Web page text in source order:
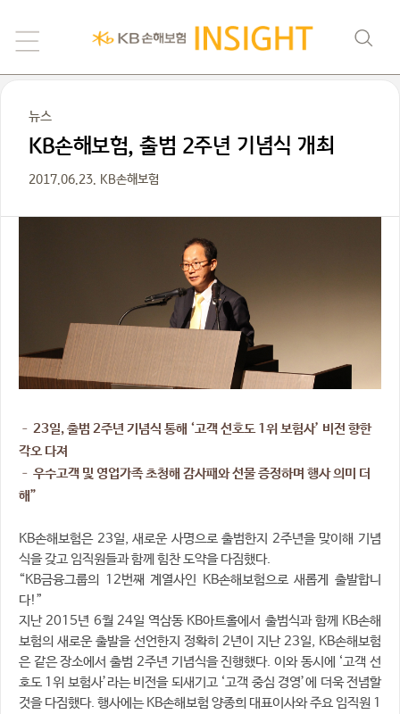
뉴스
KB손해보험, 출범 2주년 기념식 개최
2017.06.23. KB손해보험
– 23일, 출범 2주년 기념식 통해 ‘고객 선호도 1위 보험사’ 비전 향한
각오 다져
– 우수고객 및 영업가족 초청해 감사패와 선물 증정하며 행사 의미 더
해”
KB손해보험은 23일, 새로운 사명으로 출범한지 2주년을 맞이해 기념
식을 갖고 임직원들과 함께 힘찬 도약을 다짐했다.
“KB금융그룹의 12번째 계열사인 KB손해보험으로 새롭게 출발합니
다!”
지난 2015년 6월 24일 역삼동 KB아트홀에서 출범식과 함께 KB손해
보험의 새로운 출발을 선언한지 정확히 2년이 지난 23일, KB손해보험
은 같은 장소에서 출범 2주년 기념식을 진행했다. 이와 동시에 ‘고객 선
호도 1위 보험사’라는 비전을 되새기고 ‘고객 중심 경영’에 더욱 전념할
것을 다짐했다. 행사에는 KB손해보험 양종희 대표이사와 주요 임직원 1